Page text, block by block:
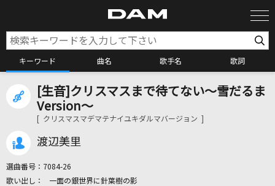
キーワード 曲名 歌手名 歌詞
カラオケ検索
カラオケリクエスト
[生音]クリスマスまで待てない～雪だるま
Version～
[ クリスマスマデマテナイユキダルマバージョン ]
渡辺美里
選曲番号： 7084-26
一面の銀世界に針葉樹の影